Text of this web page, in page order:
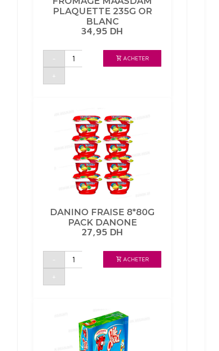
PLAQUETTE 235G OR
BLANC
34,95 DH
-
quantité
FROMAGE
235G
+
ACHETER
DANINO FRAISE 8*80G
PACK DANONE
27,95 DH
-
quantité
DANINO
PACK
+
ACHETER